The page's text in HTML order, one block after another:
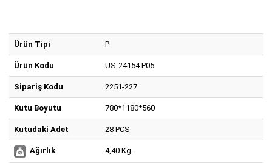
Ürün Tipi P
Ürün Kodu US-24154 P05
Sipariş Kodu 2251-227
Kutu Boyutu 780*1180*560
Kutudaki Adet 28 PCS
Ağırlık 4,40 Kg.